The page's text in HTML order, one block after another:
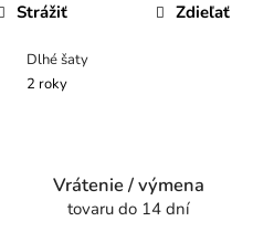
Dlhé šaty
2 roky
Strážiť Zdieľať
Vrátenie / výmena
tovaru do 14 dní